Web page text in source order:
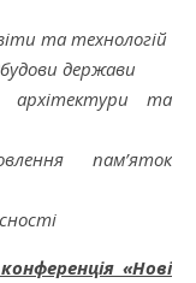
та технологій
держави
архітектури та
пам’яток
«Нові